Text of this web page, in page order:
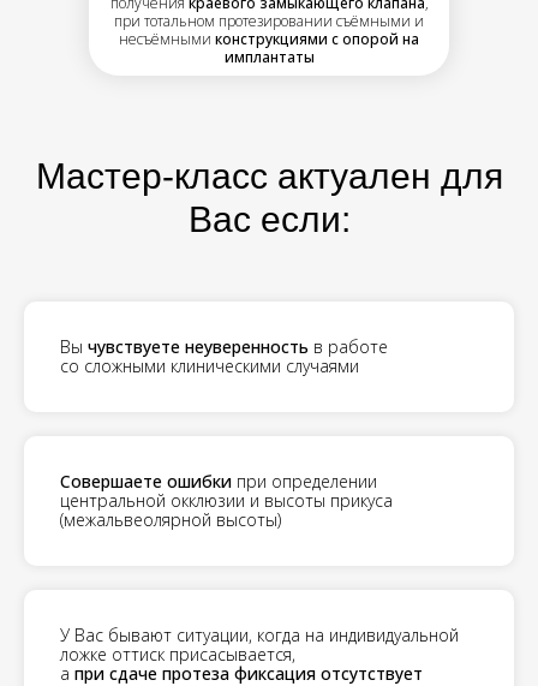
при тотальном протезировании съёмными и
несъёмными конструкциями с опорой на
имплантаты
Мастер-класс актуален для
Вас если:
Вы чувствуете неуверенность в работе
со сложными клиническими случаями
Совершаете ошибки при определении
центральной окклюзии и высоты прикуса
(межальвеолярной высоты)
У Вас бывают ситуации, когда на индивидуальной
ложке оттиск присасывается,
а при сдаче протеза фиксация отсутствует